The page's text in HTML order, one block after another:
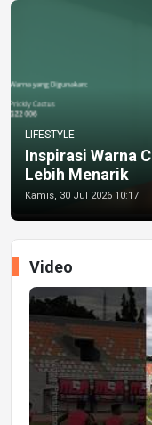
LIFESTYLE
Inspirasi Warna
Lebih Menarik
Kamis, 30 Jul 2026 10:17
Video